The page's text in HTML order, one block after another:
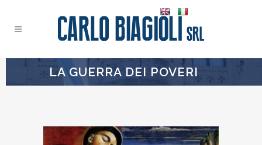
LA GUERRA DEI POVERI